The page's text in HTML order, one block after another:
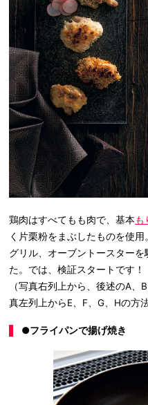
鶏肉はすべてもも肉で、基本も
く片栗粉をまぶしたものを使
グリル、オーブントースター
た。では、検証スタートです！
（写真右列上から、後述のA
真左列上からE、F、G、Hの方
●フライパンで揚げ焼き